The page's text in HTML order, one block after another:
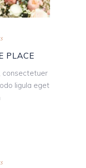
PLACE
consectetuer
ligula eget